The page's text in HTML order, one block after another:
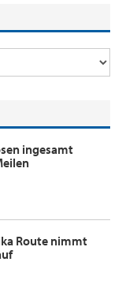
ingesamt
Route nimmt